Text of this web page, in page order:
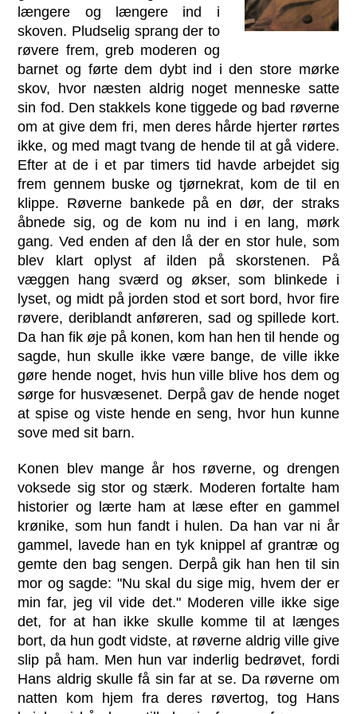
længere og længere ind i
skoven. Pludselig sprang der to
røvere frem, greb moderen og
barnet og førte dem dybt ind i den store mørke
skov, hvor næsten aldrig noget menneske satte
sin fod. Den stakkels kone tiggede og bad røverne
om at give dem fri, men deres hårde hjerter rørtes
ikke, og med magt tvang de hende til at gå videre.
Efter at de i et par timers tid havde arbejdet sig
frem gennem buske og tjørnekrat, kom de til en
klippe. Røverne bankede på en dør, der straks
åbnede sig, og de kom nu ind i en lang, mørk
gang. Ved enden af den lå der en stor hule, som
blev klart oplyst af ilden på skorstenen. På
væggen hang sværd og økser, som blinkede i
lyset, og midt på jorden stod et sort bord, hvor fire
røvere, deriblandt anføreren, sad og spillede kort.
Da han fik øje på konen, kom han hen til hende og
sagde, hun skulle ikke være bange, de ville ikke
gøre hende noget, hvis hun ville blive hos dem og
sørge for husvæsenet. Derpå gav de hende noget
at spise og viste hende en seng, hvor hun kunne
sove med sit barn.
Konen blev mange år hos røverne, og drengen
voksede sig stor og stærk. Moderen fortalte ham
historier og lærte ham at læse efter en gammel
krønike, som hun fandt i hulen. Da han var ni år
gammel, lavede han en tyk knippel af grantræ og
gemte den bag sengen. Derpå gik han hen til sin
mor og sagde: "Nu skal du sige mig, hvem der er
min far, jeg vil vide det." Moderen ville ikke sige
det, for at han ikke skulle komme til at længes
bort, da hun godt vidste, at røverne aldrig ville give
slip på ham. Men hun var inderlig bedrøvet, fordi
Hans aldrig skulle få sin far at se. Da røverne om
natten kom hjem fra deres røvertog, tog Hans